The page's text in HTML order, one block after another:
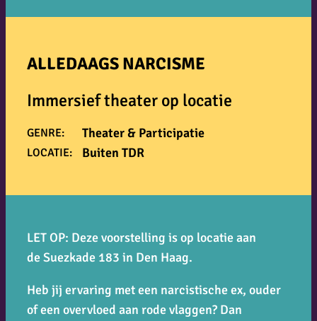
LET OP: Deze voorstelling is op locatie aan
de Suezkade 183 in Den Haag.
Heb jij ervaring met een narcistische ex, ouder
of een overvloed aan rode vlaggen? Dan
ALLEDAAGS NARCISME
Immersief theater op locatie
GENRE: Theater & Participatie
LOCATIE: Buiten TDR